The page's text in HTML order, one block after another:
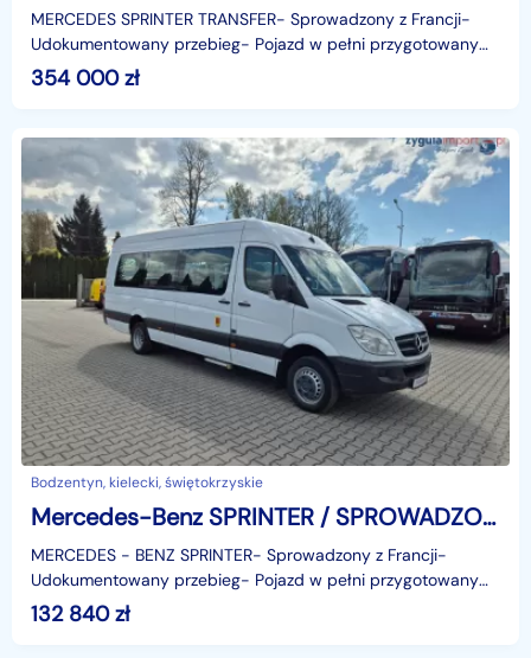
MERCEDES SPRINTER TRANSFER- Sprowadzony z Francji-
Udokumentowany przebieg- Pojazd w pełni przygotowany
do rejestracji- Euro 6- 23 miejsca siedzące- Możliwość r
354 000zł
Bodzentyn, kielecki, świętokrzyskie
Mercedes-Benz SPRINTER / SPROWADZONY / MANUAL / EURO 5
MERCEDES - BENZ SPRINTER- Sprowadzony z Francji-
Udokumentowany przebieg- Pojazd w pełni przygotowany
do rejestracji- Euro 5- 23 miejsca siedzące- Możliwość rej
132 840zł